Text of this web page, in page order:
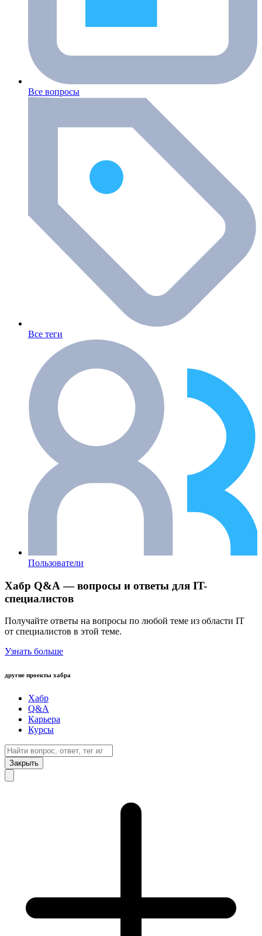
Все вопросы
Все теги
Пользователи
Хабр Q&A — вопросы и ответы для IT-
специалистов
Получайте ответы на вопросы по любой теме из области IT
от специалистов в этой теме.
Узнать больше
другие проекты хабра
Хабр
Q&A
Карьера
Курсы
Закрыть